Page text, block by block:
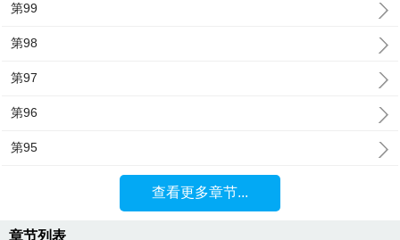
第99
第98
第97
第96
第95
查看更多章节...
章节列表